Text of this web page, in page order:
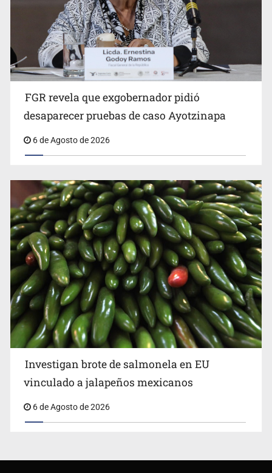
Kershenobich descarta brote de ciclosporiasis en
FGR revela que exgobernador pidió
desaparecer pruebas de caso Ayotzinapa
6 de Agosto de 2026
Investigan brote de salmonela en EU
vinculado a jalapeños mexicanos
6 de Agosto de 2026